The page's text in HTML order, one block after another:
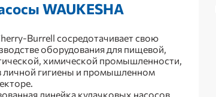
WAUKESHA
Burrell сосредотачивает свою
оборудования для пищевой,
химической промышленности,
личной гигиены и промышленном
линейка кулачковых насосов